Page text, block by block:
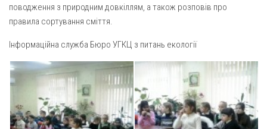
Свято-Покровський монастир оо Василіян
Св. Йосифа ОПДМ
Монастир сестер милосердя Св. Вінкентія. Дім Милосердя
Монастир Успення Пресвятої Богородиці Сестер Чину
Святого Василія Великого
Комісії
поводження з природним довкіллям, а також розповів про
правила сортування сміття.
Інформаційна служба Бюро УГКЦ з питань екології